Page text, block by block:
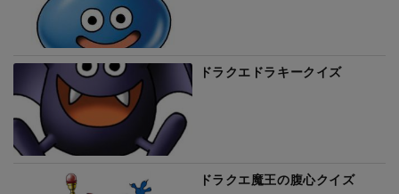
ドラクエドラキークイズ
ドラクエ魔王の腹心クイズ